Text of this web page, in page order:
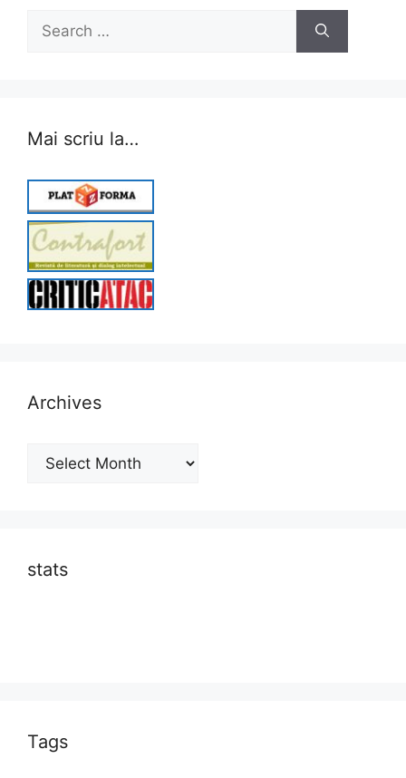
Search
for:
Mai scriu la…
Archives
Archives
stats
Tags